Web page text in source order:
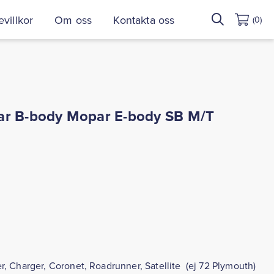
Om oss Kontakta oss
Sök
efter:
(0)
B-body Mopar E-body SB M/T
Charger, Coronet, Roadrunner, Satellite (ej 72 Plymouth)